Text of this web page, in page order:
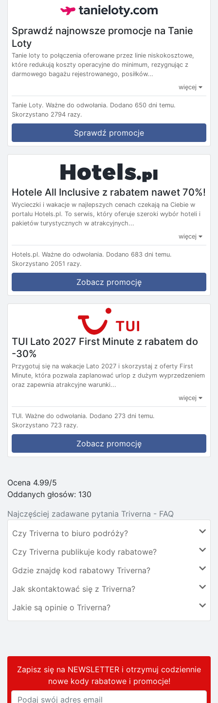
Sprawdź najnowsze promocje na Tanie
Loty
Tanie loty to połączenia oferowane przez linie niskokosztowe,
które redukują koszty operacyjne do minimum, rezygnując z
darmowego bagażu rejestrowanego, posiłków...
więcej
Tanie Loty. Ważne do odwołania. Dodano 650 dni temu.
Skorzystano 2794 razy.
Sprawdź promocje
Hotele All Inclusive z rabatem nawet 70%!
Wycieczki i wakacje w najlepszych cenach czekają na Ciebie w
portalu Hotels.pl. To serwis, który oferuje szeroki wybór hoteli i
pakietów turystycznych w atrakcyjnych...
więcej
Hotels.pl. Ważne do odwołania. Dodano 683 dni temu.
Skorzystano 2051 razy.
Zobacz promocję
TUI Lato 2027 First Minute z rabatem do
-30%
Przygotuj się na wakacje Lato 2027 i skorzystaj z oferty First
Minute, która pozwala zaplanować urlop z dużym wyprzedzeniem
oraz zapewnia atrakcyjne warunki...
więcej
TUI. Ważne do odwołania. Dodano 273 dni temu.
Skorzystano 723 razy.
Zobacz promocję
Ocena 4.99/5
Oddanych głosów: 130
Najczęściej zadawane pytania Triverna - FAQ
Czy Triverna to biuro podróży?
Czy Triverna publikuje kody rabatowe?
Gdzie znajdę kod rabatowy Triverna?
Jak skontaktować się z Triverna?
Jakie są opinie o Triverna?
Zapisz się na NEWSLETTER i otrzymuj codziennie
nowe kody rabatowei promocje!